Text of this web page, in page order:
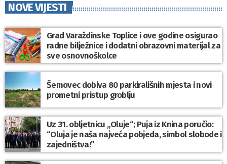
NOVE VIJESTI
Grad Varaždinske Toplice i ove godine osigurao
radne bilježnice i dodatni obrazovni materijal za
sve osnovnoškolce
Šemovec dobiva 80 parkirališnih mjesta i novi
prometni pristup groblju
Uz 31. obljetnicu „Oluje“; Puja iz Knina poručio:
“Oluja je naša najveća pobjeda, simbol slobode i
zajedništva!”